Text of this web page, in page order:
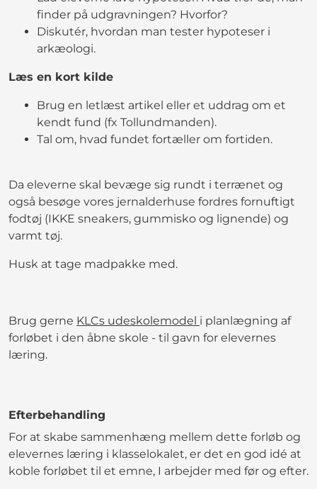
finder på udgravningen? Hvorfor?
Diskutér, hvordan man tester hypoteser i
arkæologi.
Læs en kort kilde
Brug en letlæst artikel eller et uddrag om et
kendt fund (fx Tollundmanden).
Tal om, hvad fundet fortæller om fortiden.
Da eleverne skal bevæge sig rundt i terrænet og
også besøge vores jernalderhuse fordres fornuftigt
fodtøj (IKKE sneakers, gummisko og lignende) og
varmt tøj.
Husk at tage madpakke med.
Brug gerne KLCs udeskolemodel i planlægning af
forløbet i den åbne skole - til gavn for elevernes
læring.
Efterbehandling
For at skabe sammenhæng mellem dette forløb og
elevernes læring i klasselokalet, er det en god idé at
koble forløbet til et emne, I arbejder med før og efter.